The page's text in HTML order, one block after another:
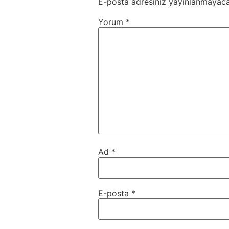
Yorum *
Ad *
E-posta *